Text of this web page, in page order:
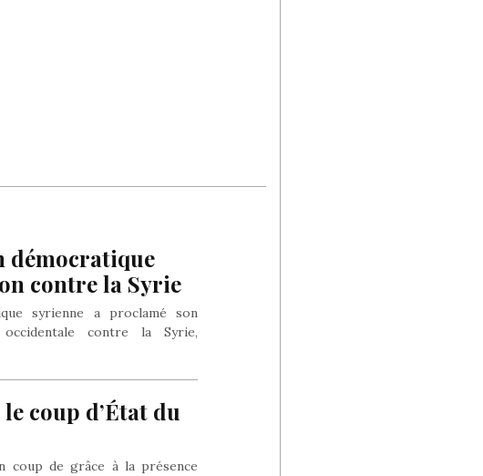
démocratique
contre la Syrie
syrienne a proclamé son
contre la Syrie,
coup d’État du
coup de grâce à la présence